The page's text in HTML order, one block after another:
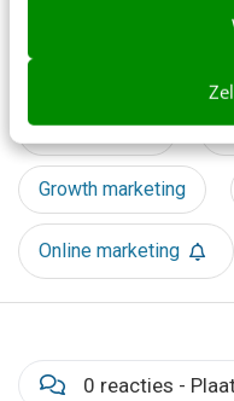
Boekrecensie
Growth marketing
Online marketing
0 reacties -